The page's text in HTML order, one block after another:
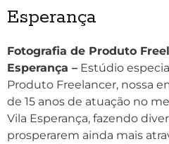
Esperança
Fotografia de Produto
Esperança – Estúdio
Produto Freelancer, nossa
de 15 anos de atuação no
Vila Esperança, fazendo
prosperarem ainda mais